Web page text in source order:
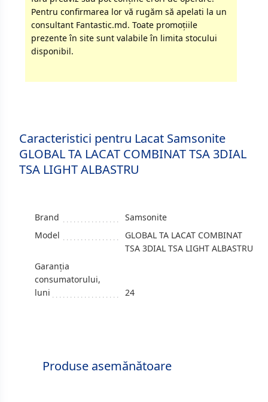
Pentru confirmarea lor vă rugăm să apelati la un
consultant Fantastic.md. Toate promoţiile
prezente în site sunt valabile în limita stocului
disponibil.
Caracteristici pentru Lacat Samsonite
GLOBAL TA LACAT COMBINAT TSA 3DIAL
TSA LIGHT ALBASTRU
Brand
Samsonite
Model
GLOBAL TA LACAT COMBINAT
TSA 3DIAL TSA LIGHT ALBASTRU
Garanția
consumatorului,
luni
24
Produse asemănătoare